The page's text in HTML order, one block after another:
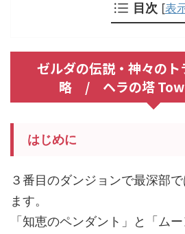
目次 [表
ゼルダの伝説・神々のト
略 / ヘラの塔
はじめに
３番目のダンジョンで最深部
ます。
「知恵のペンダント」と「ム